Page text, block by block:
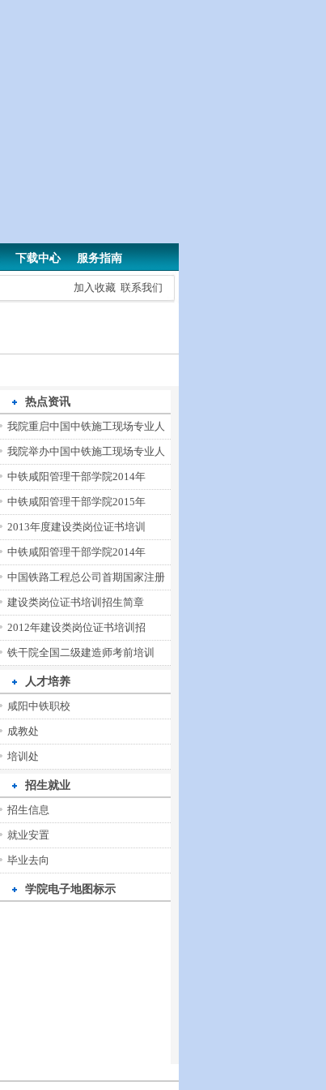
下载中心 服务指南
加入收藏 联系我们
热点资讯
我院重启中国中铁施工现场专业人
我院举办中国中铁施工现场专业人
中铁咸阳管理干部学院2014年
中铁咸阳管理干部学院2015年
2013年度建设类岗位证书培训
中铁咸阳管理干部学院2014年
中国铁路工程总公司首期国家注册
建设类岗位证书培训招生简章
2012年建设类岗位证书培训招
铁干院全国二级建造师考前培训
人才培养
咸阳中铁职校
成教处
培训处
招生就业
招生信息
就业安置
毕业去向
学院电子地图标示